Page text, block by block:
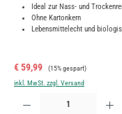
Ideal zur Nass- und
Ohne Kartonkern
Lebensmittelecht und
Verkaufspreis:
€ 59,99 Regulärer Preis:
(15% gespart)
inkl. MwSt. zzgl. Versand
Produkt Anzahl: Gib den